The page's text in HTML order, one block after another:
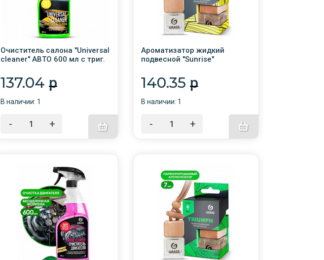
Очиститель салона "Universal
сleaner" АВТО 600 мл с триг.
137.04 p
В наличии: 1
- +
Ароматизатор жидкий
подвесной "Sunrise"
140.35 p
В наличии: 1
- +